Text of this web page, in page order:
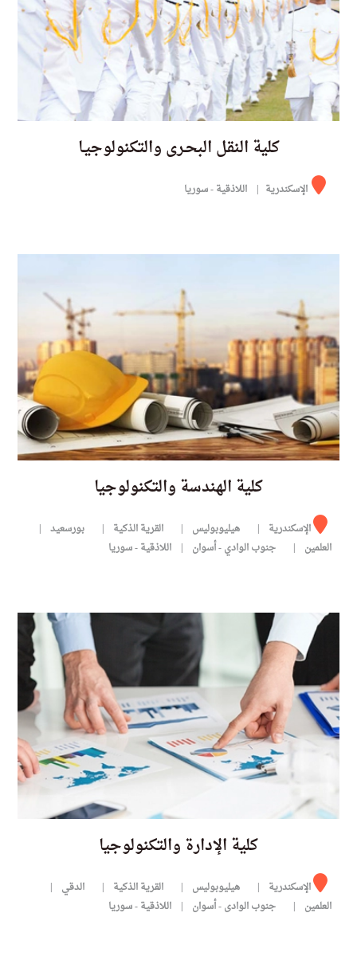
كلية النقل البحـرى والتكنولوجيـا
الإسكندرية اللاذقية - سوريا
كلية الهندسة والتكنولوجيا
الإسكندرية هيليوبوليس القرية الذكية
بورسعيد
العلمين
جنوب الوادي - أسوان اللاذقية - سوريا
كلية الإدارة والتكنولوجيا
الإسكندرية هيليوبوليس القرية الذكية
الدقي
العلمين
جنوب الوادى - أسوان اللاذقية - سوريا